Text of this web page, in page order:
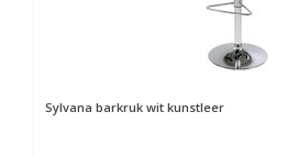
Sylvana barkruk wit kunstleer